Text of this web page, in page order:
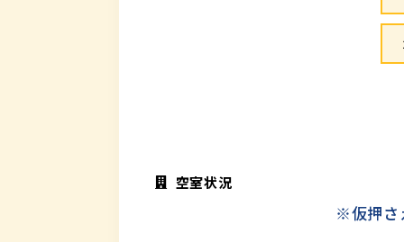
空室状況
※仮押さ